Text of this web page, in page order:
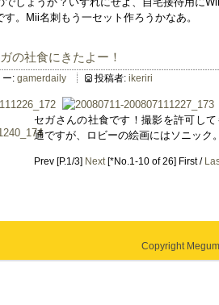
す。Mii名刺もう一セット作ろうかなあ。
の社食にきたよー！
ー: gamerdaily 投稿者: ikeriri
セガさんの社食です！撮影を許可し
通ですが、ロビーの絵画にはソニック
Prev [P.1/3] Next[*No.1-10 of 26] First /
Copyright